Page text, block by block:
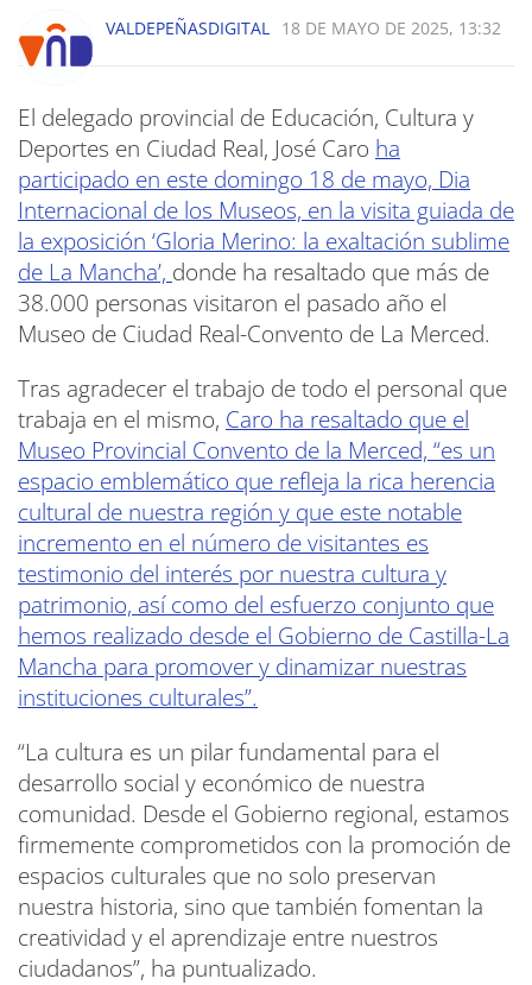
VALDEPEÑASDIGITAL 18 DE MAYO DE 2025, 13:32
El delegado provincial de Educación, Cultura y
Deportes en Ciudad Real, José Caro ha
participado en este domingo 18 de mayo, Dia
Internacional de los Museos, en la visita guiada de
la exposición ‘Gloria Merino: la exaltación sublime
de La Mancha’, donde ha resaltado que más de
38.000 personas visitaron el pasado año el
Museo de Ciudad Real-Convento de La Merced.
Tras agradecer el trabajo de todo el personal que
trabaja en el mismo, Caro ha resaltado que el
Museo Provincial Convento de la Merced, “es un
espacio emblemático que refleja la rica herencia
cultural de nuestra región y que este notable
incremento en el número de visitantes es
testimonio del interés por nuestra cultura y
patrimonio, así como del esfuerzo conjunto que
hemos realizado desde el Gobierno de Castilla-La
Mancha para promover y dinamizar nuestras
instituciones culturales”.
“La cultura es un pilar fundamental para el
desarrollo social y económico de nuestra
comunidad. Desde el Gobierno regional, estamos
firmemente comprometidos con la promoción de
espacios culturales que no solo preservan
nuestra historia, sino que también fomentan la
creatividad y el aprendizaje entre nuestros
ciudadanos”, ha puntualizado.